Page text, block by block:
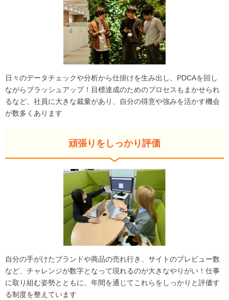
日々のデータチェックや分析から仕掛けを生み出し、PDCAを回し
ながらブラッシュアップ！目標達成のためのプロセスもまかせられ
るなど、社員に大きな裁量があり、自分の得意や強みを活かす機会
が数多くあります
頑張りをしっかり評価
自分の手がけたブランドや商品の売れ行き、サイトのプレビュー数
など、チャレンジが数字となって現れるのが大きなやりがい！仕事
に取り組む姿勢とともに、年間を通じてこれらをしっかりと評価す
る制度を整えています